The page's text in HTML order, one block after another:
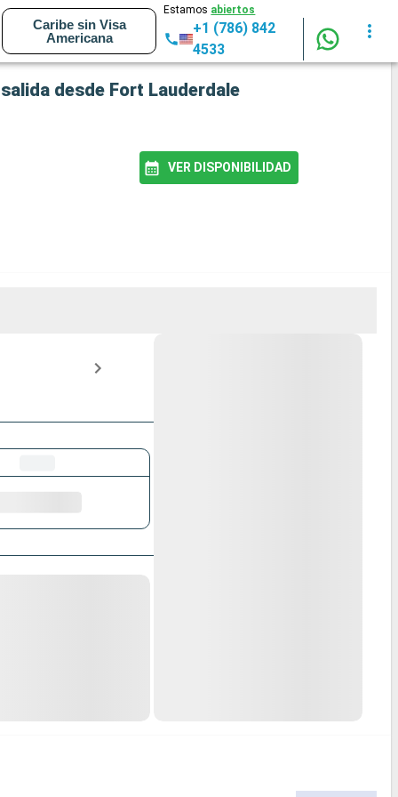
Caribe sin Visa
Americana
Estamos abiertos
+1 (786) 842
4533
desde Fort Lauderdale
VER DISPONIBILIDAD